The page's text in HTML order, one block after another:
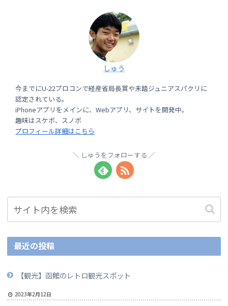
しゅう
今までにU-22プロコンで経産省局長賞や未踏ジュニアスパクリに
認定されている。
iPhoneアプリをメインに、Webアプリ、サイトを開発中。
趣味はスケボ、スノボ
プロフィール詳細はこちら
しゅうをフォローする
最近の投稿
【観光】函館のレトロ観光スポット
2023年2月12日